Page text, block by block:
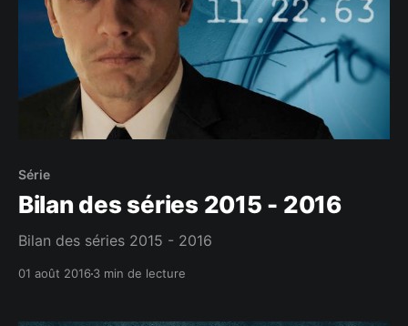
Série
Bilan des séries 2015 - 2016
Bilan des séries 2015 - 2016
01 août 20163 min de lecture